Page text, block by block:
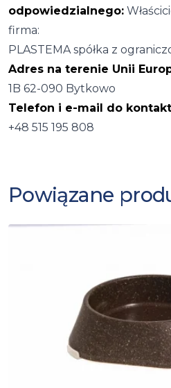
odpowiedzialnego:
firma:
PLASTEMA spółka z
Adres na terenie Unii
1B 62-090 Bytkowo
Telefon i e-mail do
+48 515 195 808
Powiązane